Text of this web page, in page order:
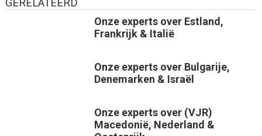
GERELATEERD
Onze experts over Estland,
Frankrijk & Italië
Onze experts over Bulgarije,
Denemarken & Israël
Onze experts over (VJR)
Macedonië, Nederland &